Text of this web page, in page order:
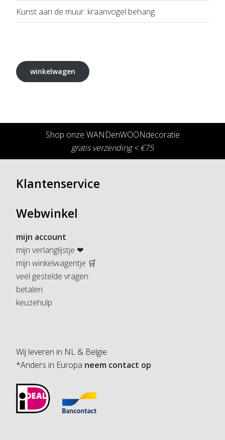
Kunst aan de muur: kraanvogel behang
winkelwagen
Shop onze WANDenWOONdecoratie
gratis verzending < €75
Klantenservice
Webwinkel
mijn account
mijn verlanglijstje ❤
mijn winkelwagentje 🛒
veel gestelde vragen
betalen
keuzehulp
Wij leveren in NL & Belgie
*Anders in Europa neem contact op